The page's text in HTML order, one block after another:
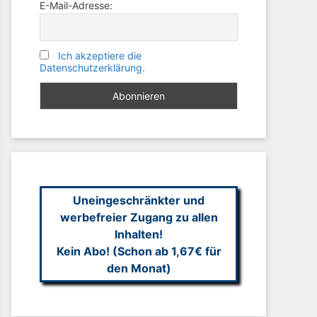
E-Mail-Adresse:
Ich akzeptiere die
Datenschutzerklärung.
Uneingeschränkter und
werbefreier Zugang zu allen
Inhalten!
Kein Abo! (Schon ab 1,67€ für
den Monat)